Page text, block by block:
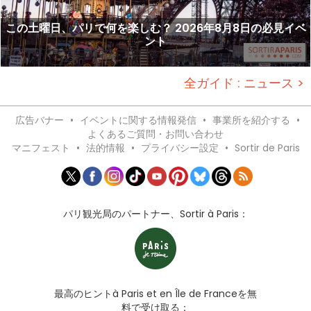
この土曜日、パリで何を楽しむ？ 2026年8月8日の必見イベ
ント
全ガイド : ニュース >
広告バナー • イベントに関する情報発信 • 事業所を紹介する •
よくあるご質問・お問い合わせ
マニフェスト
• 法的情報 • プライバシー設定 • Sortir de Paris
パリ観光局のパートナー、Sortir à Paris：
最高のヒントà Paris et en Île de Franceを無
料で受け取る：